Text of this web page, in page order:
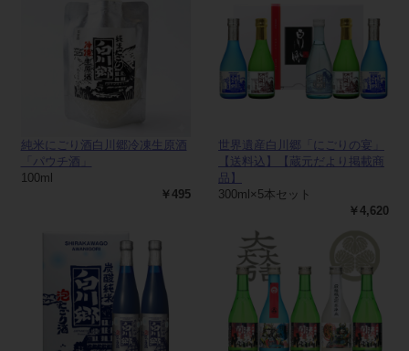
純米にごり酒白川郷冷凍生原酒
「パウチ酒」
100ml
￥495
世界遺産白川郷「にごりの宴」
【送料込】【蔵元だより掲載商
品】
300ml×5本セット
￥4,620